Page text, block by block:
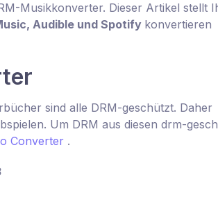
Musikkonverter. Dieser Artikel stellt
Audible und Spotify konvertieren
sind alle DRM-geschützt. Daher
Um DRM aus diesen drm-
Converter .